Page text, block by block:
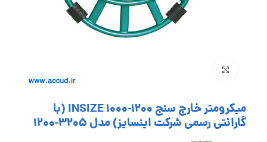
میکرومتر خارج سنج 1200-1000 INSIZE (با
گارانتی رسمی شرکت اینسایز) مدل 3205-1200